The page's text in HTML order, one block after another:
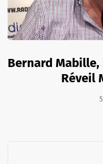
Bernard
Réveil